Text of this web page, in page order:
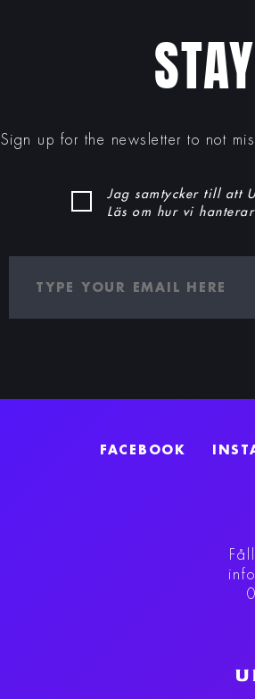
Sign up for the newsletter to not
Jag samtycker till att
Läs om hur vi
FACEBOOK